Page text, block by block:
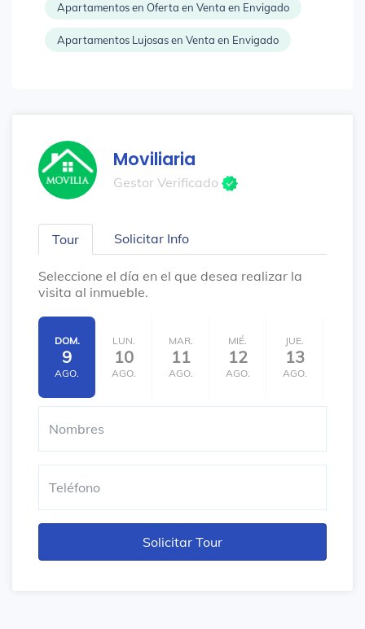
Apartamentos en Oferta en Venta en Envigado
Apartamentos Lujosas en Venta en Envigado
Moviliaria
Gestor Verificado
Tour Solicitar Info
Seleccione el día en el que desea realizar la
visita al inmueble.
DOM.
9
AGO.
LUN.
10
AGO.
MAR.
11
AGO.
MIÉ.
12
AGO.
JUE.
13
AGO.